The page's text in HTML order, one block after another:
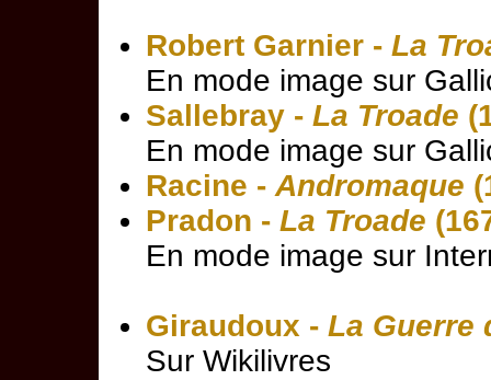
Robert Garnier - La
En mode image sur
Sallebray - La Troade
En mode image sur
Racine -Andromaque
Pradon - La Troade
En mode image sur
Giraudoux - La Guerre
Sur Wikilivres